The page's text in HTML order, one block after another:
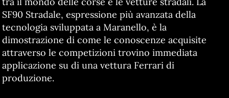
SF90 Stradale, espressione più avanzata della
tecnologia sviluppata a Maranello, è la
dimostrazione di come le conoscenze acquisite
attraverso le competizioni trovino immediata
applicazione su di una vettura Ferrari di
produzione.